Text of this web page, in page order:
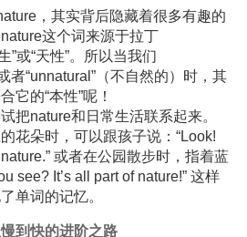
，其实背后隐藏着很多有趣的
这个词来源于拉丁
”或“天性”。所以当我们
者“unnatural”（不自然的）时，其
它的“本性”呢！
把nature和日常生活联系起来。
花朵时，可以跟孩子说：“Look!
或者在公园散步时，指着蓝
see? It’s all part of nature!” 这样
单词的记忆。
到快的进阶之路